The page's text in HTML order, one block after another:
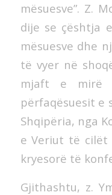
mësuesve”. Z.
dije se çështja
mësuesve dhe
të vyer në
mjaft e mirë
përfaqësuesit e
Shqipëria, nga
e Veriut të cilët
kryesorë të
Gjithashtu, z.